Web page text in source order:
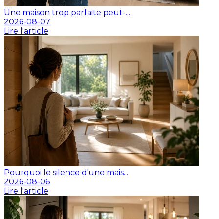
Une maison trop parfaite peut-...
2026-08-07
Lire l'article
Pourquoi le silence d'une mais...
2026-08-06
Lire l'article